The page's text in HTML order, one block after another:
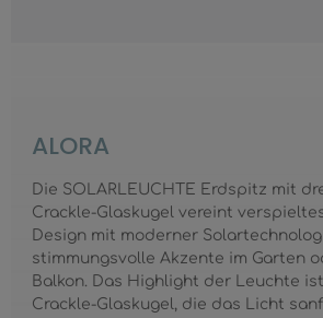
ALORA
Die SOLARLEUCHTE Erdspitz mit
Crackle-Glaskugel vereint
Design mit moderner
stimmungsvolle Akzente im Garten
Balkon. Das Highlight der Leuchte
Crackle-Glaskugel, die das Licht